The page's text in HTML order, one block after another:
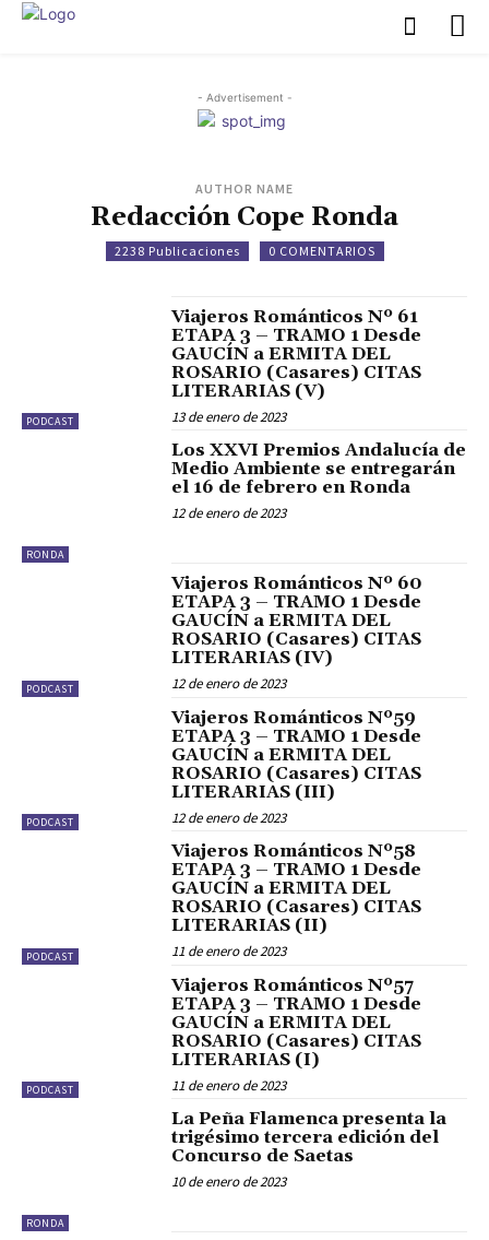
- Advertisement -
AUTHOR NAME
Redacción Cope Ronda
2238 Publicaciones 0 COMENTARIOS
PODCAST
Viajeros Románticos Nº 61
ETAPA 3 – TRAMO 1 Desde
GAUCÍN a ERMITA DEL
ROSARIO (Casares) CITAS
LITERARIAS (V)
13 de enero de 2023
RONDA
Los XXVI Premios Andalucía de
Medio Ambiente se entregarán
el 16 de febrero en Ronda
12 de enero de 2023
PODCAST
Viajeros Románticos Nº 60
ETAPA 3 – TRAMO 1 Desde
GAUCÍN a ERMITA DEL
ROSARIO (Casares) CITAS
LITERARIAS (IV)
12 de enero de 2023
PODCAST
Viajeros Románticos Nº59
ETAPA 3 – TRAMO 1 Desde
GAUCÍN a ERMITA DEL
ROSARIO (Casares) CITAS
LITERARIAS (III)
12 de enero de 2023
PODCAST
Viajeros Románticos Nº58
ETAPA 3 – TRAMO 1 Desde
GAUCÍN a ERMITA DEL
ROSARIO (Casares) CITAS
LITERARIAS (II)
11 de enero de 2023
PODCAST
Viajeros Románticos Nº57
ETAPA 3 – TRAMO 1 Desde
GAUCÍN a ERMITA DEL
ROSARIO (Casares) CITAS
LITERARIAS (I)
11 de enero de 2023
RONDA
La Peña Flamenca presenta la
trigésimo tercera edición del
Concurso de Saetas
10 de enero de 2023